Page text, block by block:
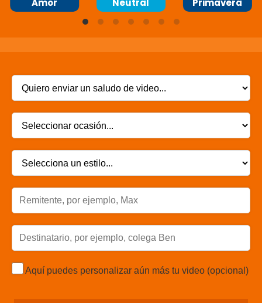
Aquí puedes personalizar aún más tu video (opcional)